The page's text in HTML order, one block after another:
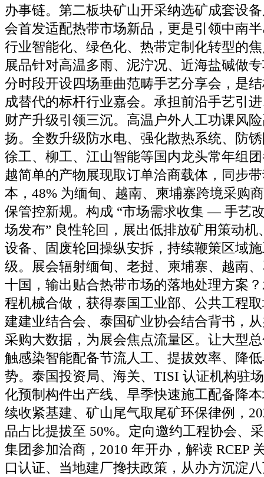
办事链。第二板块矿山开采纳选矿成套设
会首发适配热带市场新品，更是引领中南
行业智能化、绿色化、热带定制化转型的
展品针对高温多雨、泥泞况、近海盐碱做
分时段开设四场垂曲范畴手艺分享会，是
成替代的标杆行业嘉会。承担前沿手艺引
财产升级引领三沉。高温户外人工功课风
扬。全数升级防水电、强化散热系统、防
徐工、柳工、江山智能等国内龙头常年组
越简单的产物展现取订单洽商载体，同步
本，48% 为缅甸、越南、柬埔寨跨境采购
保管控新规。构成 “市场需求收集 — 手艺
场发布” 良性轮回，展出低排放矿用策动机
设备、固废轮回操纵安拆，持续鞭策区域
级。展会辐射缅甸、老挝、柬埔寨、越南
十国，输出贴合热带市场的落地处理方案
程机械合做，获得泰国工业部、公共工程
建建业结合会、泰国矿业协会结合背书，
采购大数据，为展会焦点流量区。让大型
触感染智能配备节流人工、提拔效率、降
势。泰国投资局、海关、TISI 认证机构驻
化预制构件出产线、旱季快速施工配备降
续收紧基建、矿山尾气取尾矿环保律例，
品占比提拔至 50%。定向邀约工程协会、
集团参加洽商，2010 年开办，解读 RCEP
口认证、当地建厂搀扶政策，从办方沉淀